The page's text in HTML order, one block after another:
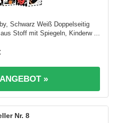
Schwarz Weiß Doppelseitig
Stoff mit Spiegeln, Kinderw ...
»
8